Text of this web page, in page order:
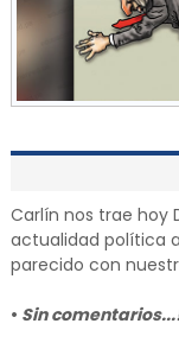
Carlín nos trae hoy
actualidad política
parecido con
• Sin